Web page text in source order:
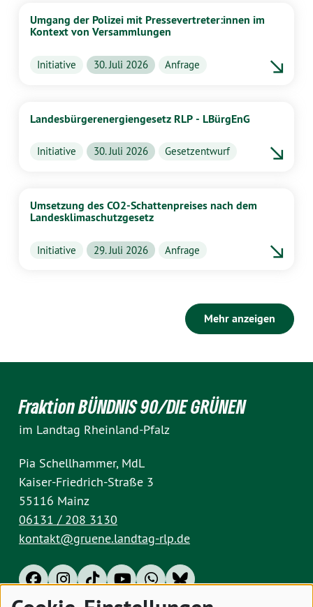
Umgang der Polizei mit Pressevertreter:innen im
Kontext von Versammlungen
Initiative 30. Juli 2026 Anfrage
Landesbürgerenergiengesetz RLP - LBürgEnG
Initiative 30. Juli 2026 Gesetzentwurf
Umsetzung des CO2-Schattenpreises nach dem
Landesklimaschutzgesetz
Initiative 29. Juli 2026 Anfrage
Mehr anzeigen
Fraktion BÜNDNIS 90/DIE GRÜNEN
im Landtag Rheinland-Pfalz
Pia Schellhammer, MdL
Kaiser-Friedrich-Straße 3
55116 Mainz
06131 / 208 3130
kontakt@gruene.landtag-rlp.de